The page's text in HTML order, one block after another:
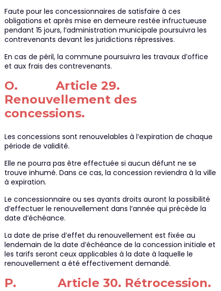
Faute pour les concessionnaires de satisfaire à ces
obligations et après mise en demeure restée infructueuse
pendant 15 jours, l’administration municipale poursuivra les
contrevenants devant les juridictions répressives.
En cas de péril, la commune poursuivra les travaux d’office
et aux frais des contrevenants.
O. Article 29.
Renouvellement des
concessions.
Les concessions sont renouvelables à l’expiration de chaque
période de validité.
Elle ne pourra pas être effectuée si aucun défunt ne se
trouve inhumé. Dans ce cas, la concession reviendra à la ville
à expiration.
Le concessionnaire ou ses ayants droits auront la possibilité
d’effectuer le renouvellement dans l’année qui précède la
date d’échéance.
La date de prise d’effet du renouvellement est fixée au
lendemain de la date d’échéance de la concession initiale et
les tarifs seront ceux applicables à la date à laquelle le
renouvellement a été effectivement demandé.
P. Article 30. Rétrocession.